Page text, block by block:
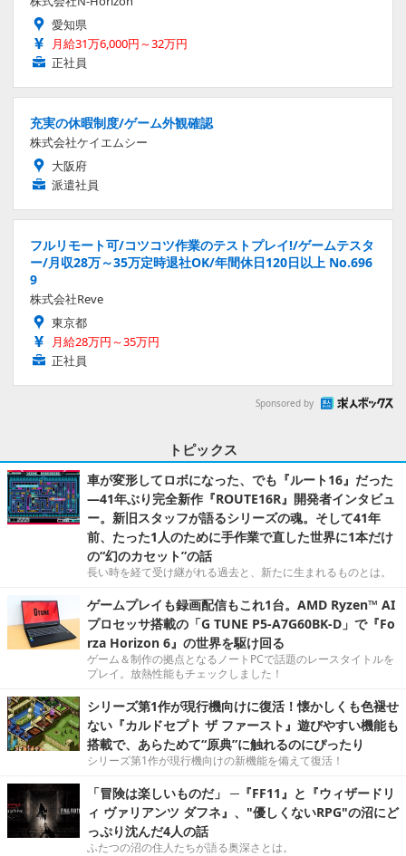
愛知県
月給31万6,000円～32万円
正社員
充実の休暇制度/ゲーム外観確認
株式会社ケイエムシー
大阪府
派遣社員
フルリモート可/コツコツ作業のテストプレイ!/ゲームテスタ
ー/月収28万～35万定時退社OK/年間休日120日以上 No.696
9
株式会社Reve
東京都
月給28万円～35万円
正社員
Sponsored by
トピックス
車が変形してロボになった、でも『ルート16』だった
―41年ぶり完全新作『ROUTE16R』開発者インタビュ
ー。新旧スタッフが語るシリーズの魂。そして41年
前、たった1人のために手作業で直した世界に1本だけ
の“幻のカセット”の話
長い時を経て受け継がれる過去と、新たに生まれるものとは。
ゲームプレイも録画配信もこれ1台。AMD Ryzen™ AI
プロセッサ搭載の「G TUNE P5-A7G60BK-D」で『Fo
rza Horizon 6』の世界を駆け回る
ゲーム＆制作の拠点となるノートPCで話題のレースタイトルを
プレイ。放熱性能もチェックしました！
シリーズ第1作が現行機向けに復活！懐かしくも色褪せ
ない『カルドセプト ザ ファースト』遊びやすい機能も
搭載で、あらためて“原典”に触れるのにぴったり
シリーズ第1作が現行機向けの新機能を備えて復活！
「冒険は楽しいものだ」 ─『FF11』と『ウィザードリ
ィ ヴァリアンツ ダフネ』、"優しくないRPG"の沼にど
っぷり沈んだ4人の話
ふたつの沼の住人たちが語る奥深さとは。